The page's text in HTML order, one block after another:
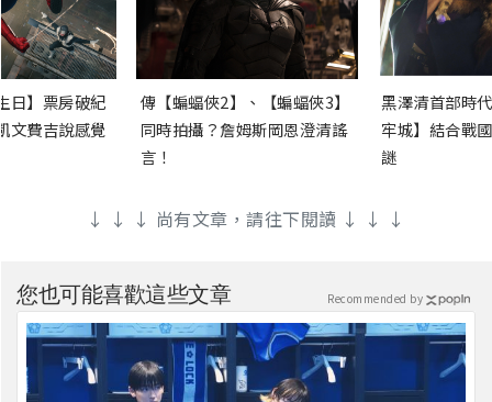
日】票房破紀
文費吉說感覺
傳【蝙蝠俠2】、【蝙蝠俠3】
同時拍攝？詹姆斯岡恩澄清謠
言！
黑澤清首部時
牢城】結合戰
謎
↓ ↓ ↓ 尚有文章，請往下閱讀 ↓ ↓ ↓
您也可能喜歡這些文章 Recommended by